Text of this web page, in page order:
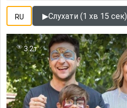
RU ▶Слухати (1 хв 15 сек)
3.2т